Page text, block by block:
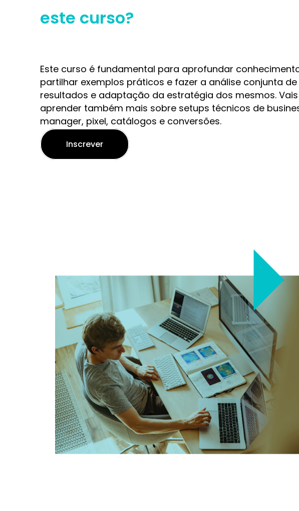
este curso?
Este curso é fundamental para aprofundar
partilhar exemplos práticos e fazer a análise conjunta de
resultados e adaptação da estratégia dos mesmos. Vais
aprender também mais sobre setups técnicos de
manager, pixel, catálogos e conversões.
Inscrever